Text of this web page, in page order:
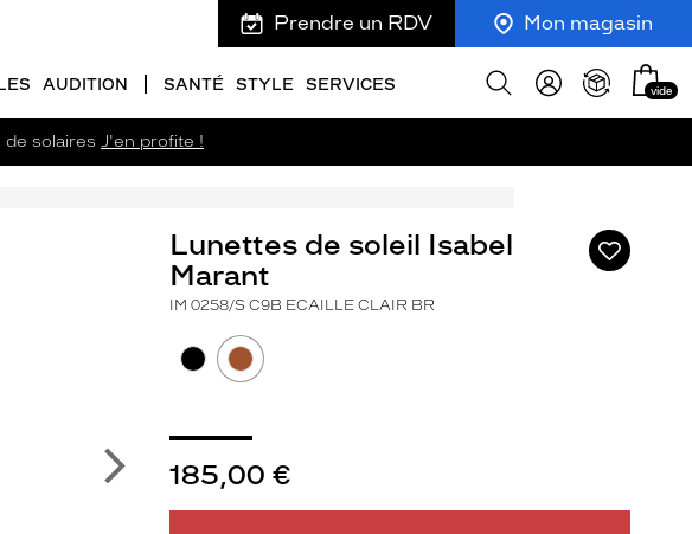
Prendre un RDV Mon magasin
AUDITION SANTÉ STYLE SERVICES
Afficher
Mon
panier
vide
solaires J'en profite !
Ajouter
à
Suivant
Lunettes de soleil Isabel
Marant
IM 0258/S C9B ECAILLE CLAIR BR
185,00 €